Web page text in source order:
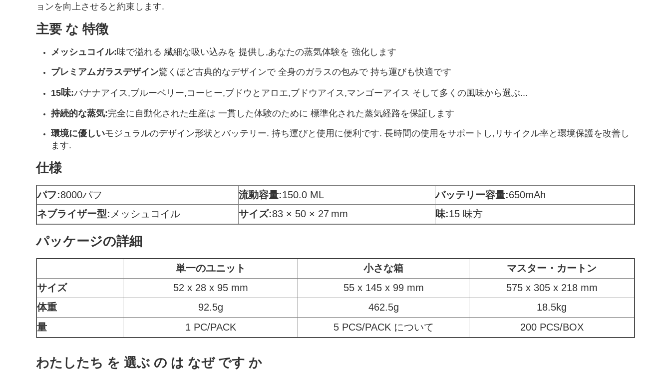
ョンを向上させると約束します.
主要 な 特徴
メッシュコイル:味で溢れる 繊細な吸い込みを 提供し,あなたの蒸気体験を 強化します
プレミアムガラスデザイン驚くほど古典的なデザインで 全身のガラスの包みで 持ち運びも快適です
15味:バナナアイス,ブルーベリー,コーヒー,ブドウとアロエ,ブドウアイス,マンゴーアイス そして多くの風味から選ぶ...
持続的な蒸気:完全に自動化された生産は 一貫した体験のために 標準化された蒸気経路を保証します
環境に優しいモジュラルのデザイン形状とバッテリー. 持ち運びと使用に便利です. 長時間の使用をサポートし,リサイクル率と環境保護を改善し
ます.
仕様
パフ:8000パフ 流動容量:150.0 ML バッテリー容量:650mAh
ネブライザー型: メッシュコイル サイズ:83 × 50 × 27 mm 味:15 味方
パッケージの詳細
単一のユニット 小さな箱
マスター・カートン
サイズ
52 x 28 x 95 mm 55 x 145 x 99 mm
575 x 305 x 218 mm
体重
92.5g 462.5g
18.5kg
量
1 PC/PACK 5 PCS/PACK について 200 PCS/BOX
わたしたち を 選ぶ の は なぜ です か